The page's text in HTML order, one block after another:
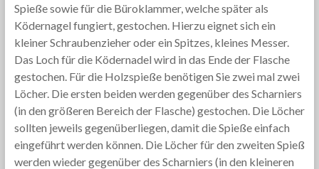
Spieße sowie für die Büroklammer, welche später als
Ködernagel fungiert, gestochen. Hierzu eignet sich ein
kleiner Schraubenzieher oder ein Spitzes, kleines Messer.
Das Loch für die Ködernadel wird in das Ende der Flasche
gestochen. Für die Holzspieße benötigen Sie zwei mal zwei
Löcher. Die ersten beiden werden gegenüber des Scharniers
(in den größeren Bereich der Flasche) gestochen. Die Löcher
sollten jeweils gegenüberliegen, damit die Spieße einfach
eingeführt werden können. Die Löcher für den zweiten Spieß
werden wieder gegenüber des Scharniers (in den kleineren